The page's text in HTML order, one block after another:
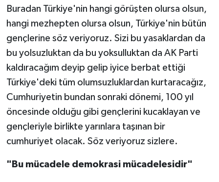
Buradan Türkiye'nin hangi görüşten olursa olsun,
hangi mezhepten olursa olsun, Türkiye'nin bütün
gençlerine söz veriyoruz. Sizi bu yasaklardan da
bu yolsuzluktan da bu yoksulluktan da AK Parti
kaldıracağım deyip gelip iyice berbat ettiği
Türkiye'deki tüm olumsuzluklardan kurtaracağız,
Cumhuriyetin bundan sonraki dönemi, 100 yıl
öncesinde olduğu gibi gençlerini kucaklayan ve
gençleriyle birlikte yarınlara taşınan bir
cumhuriyet olacak. Söz veriyoruz sizlere.
"Bu mücadele demokrasi mücadelesidir"